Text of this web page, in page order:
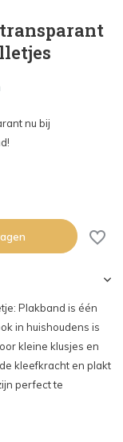
nu bij
Plakband is één
in huishoudens is
kleine klusjes en
kleefkracht en plakt
perfect te